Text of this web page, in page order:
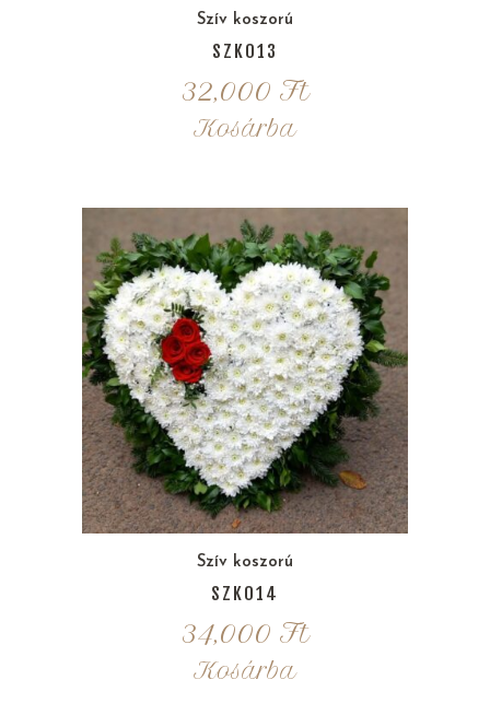
Szív koszorú
SZK013
32,000 Ft
Kosárba
Szív koszorú
SZK014
34,000 Ft
Kosárba